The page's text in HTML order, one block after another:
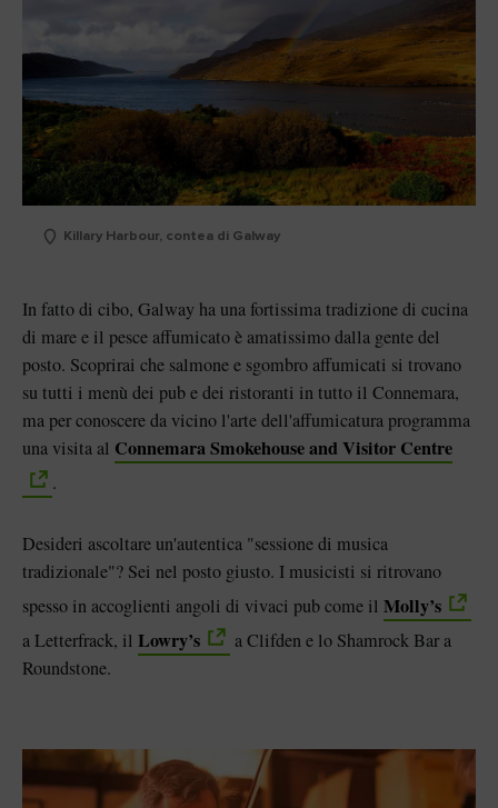
Killary Harbour, contea di Galway
In fatto di cibo, Galway ha una fortissima tradizione di cucina
di mare e il pesce affumicato è amatissimo dalla gente del
posto. Scoprirai che salmone e sgombro affumicati si trovano
su tutti i menù dei pub e dei ristoranti in tutto il Connemara,
ma per conoscere da vicino l'arte dell'affumicatura programma
una visita al Connemara Smokehouse and Visitor Centre
.
Desideri ascoltare un'autentica "sessione di musica
tradizionale"? Sei nel posto giusto. I musicisti si ritrovano
spesso in accoglienti angoli di vivaci pub come il Molly’s
a Letterfrack, il Lowry’s
a Clifden e lo Shamrock Bar a
Roundstone.